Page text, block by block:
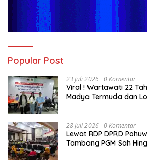
Popular Post
23 Juli 2026 0 Komentar
Viral ! Wartawati 22
Madya Termuda dan
28 Juli 2026 0 Komentar
Lewat RDP DPRD
Tambang PGM Sah